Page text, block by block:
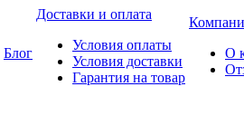
Блог
Доставки и оплата
Условия оплаты
Условия доставки
Гарантия на товар
О